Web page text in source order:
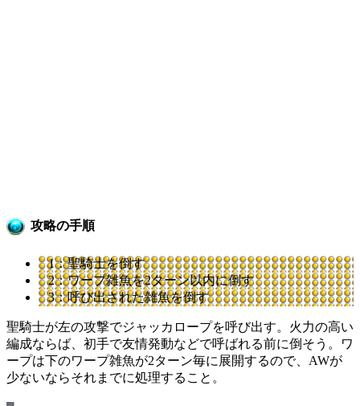
攻略の手順
1：聖騎士を倒す
2：ワープ雑魚を2ターン以内に倒す
3：呼び出された雑魚を倒す
聖騎士が左の攻撃でジャッカロープを呼び出す。火力の高い
編成ならば、初手で友情発動などで呼ばれる前に倒そう。ワ
ープは下のワープ雑魚が2ターン毎に展開するので、AWが
少ないならそれまでに処理すること。